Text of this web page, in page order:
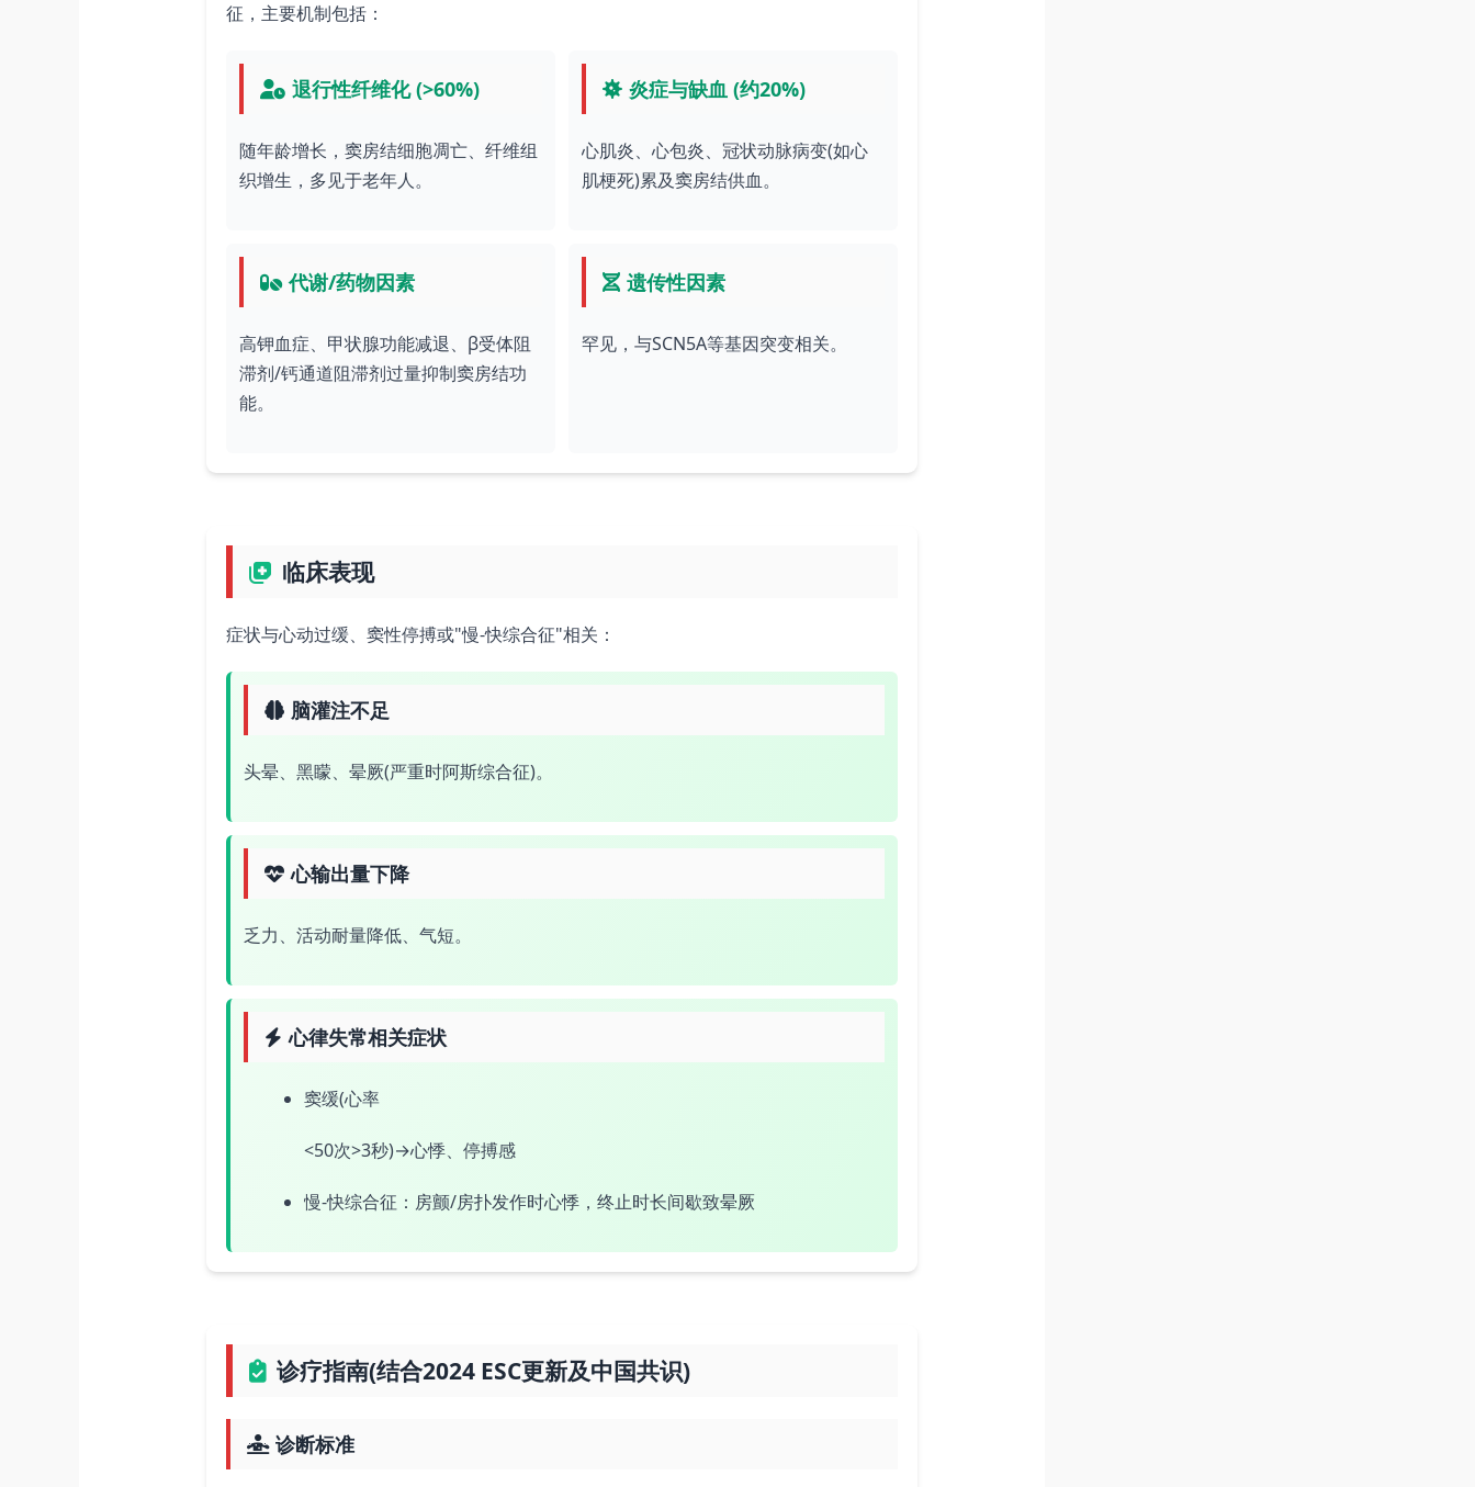
征，主要机制包括：
退行性纤维化 (>60%)
随年龄增长，窦房结细胞凋亡、纤维组
织增生，多见于老年人。
炎症与缺血 (约20%)
心肌炎、心包炎、冠状动脉病变(如心
肌梗死)累及窦房结供血。
代谢/药物因素
高钾血症、甲状腺功能减退、β受体阻
滞剂/钙通道阻滞剂过量抑制窦房结功
能。
遗传性因素
罕见，与SCN5A等基因突变相关。
临床表现
症状与心动过缓、窦性停搏或"慢-快综合征"相关：
脑灌注不足
头晕、黑矇、晕厥(严重时阿斯综合征)。
心输出量下降
乏力、活动耐量降低、气短。
心律失常相关症状
窦缓(心率
<50次>3秒)→心悸、停搏感
慢-快综合征：房颤/房扑发作时心悸，终止时长间歇致晕厥
诊疗指南(结合2024 ESC更新及中国共识)
诊断标准